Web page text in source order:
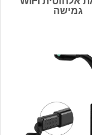
גמישה